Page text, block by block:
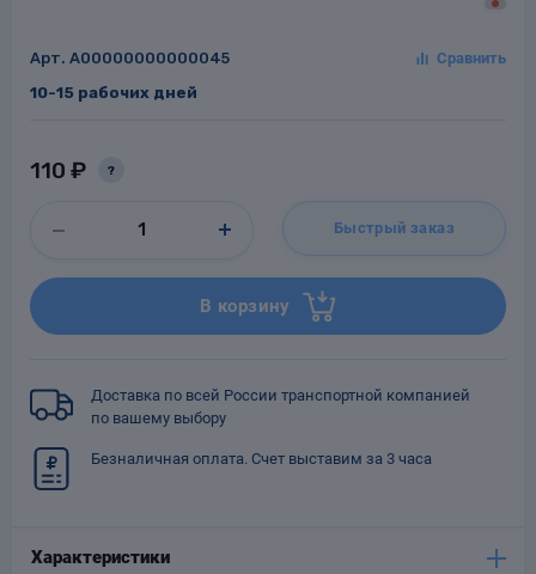
Арт. A00000000000045
10-15 рабочих дней
110 ₽ ?
Быстрый заказ
В корзину
Доставка по всей России транспортной компанией
по вашему выбору
Безналичная оплата. Счет выставим за 3 часа
Характеристики
стальные
Фильтры для
трубопроводов